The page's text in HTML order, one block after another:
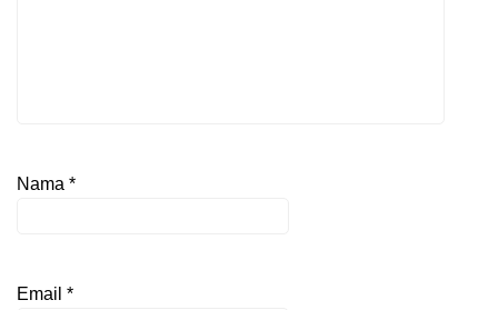
Nama *
Email *